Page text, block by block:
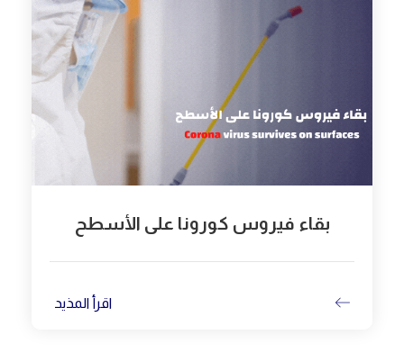
بقاء فيروس كورونا على الأسطح
اقرأ المذيد